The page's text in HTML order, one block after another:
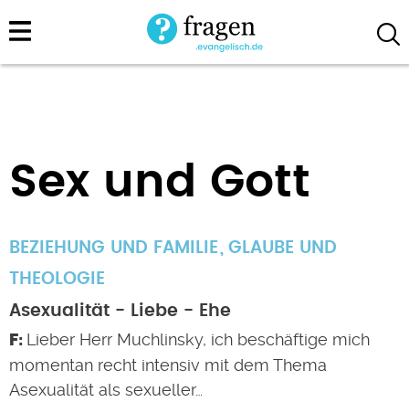
Direkt
zum
Sex und Gott
BEZIEHUNG UND FAMILIE
GLAUBE UND
THEOLOGIE
Asexualität - Liebe - Ehe
Lieber Herr Muchlinsky, ich beschäftige mich
momentan recht intensiv mit dem Thema
Asexualität als sexueller…